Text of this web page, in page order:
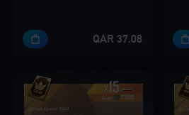
Loading...
37.08 QAR